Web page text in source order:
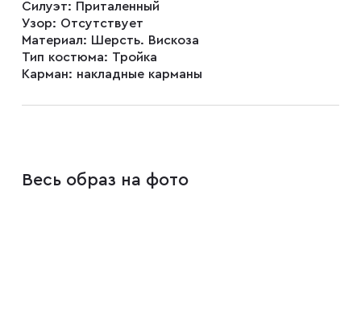
Силуэт: Приталенный
Узор: Отсутствует
Материал: Шерсть. Вискоза
Тип костюма: Тройка
Карман: накладные карманы
Весь образ на фото